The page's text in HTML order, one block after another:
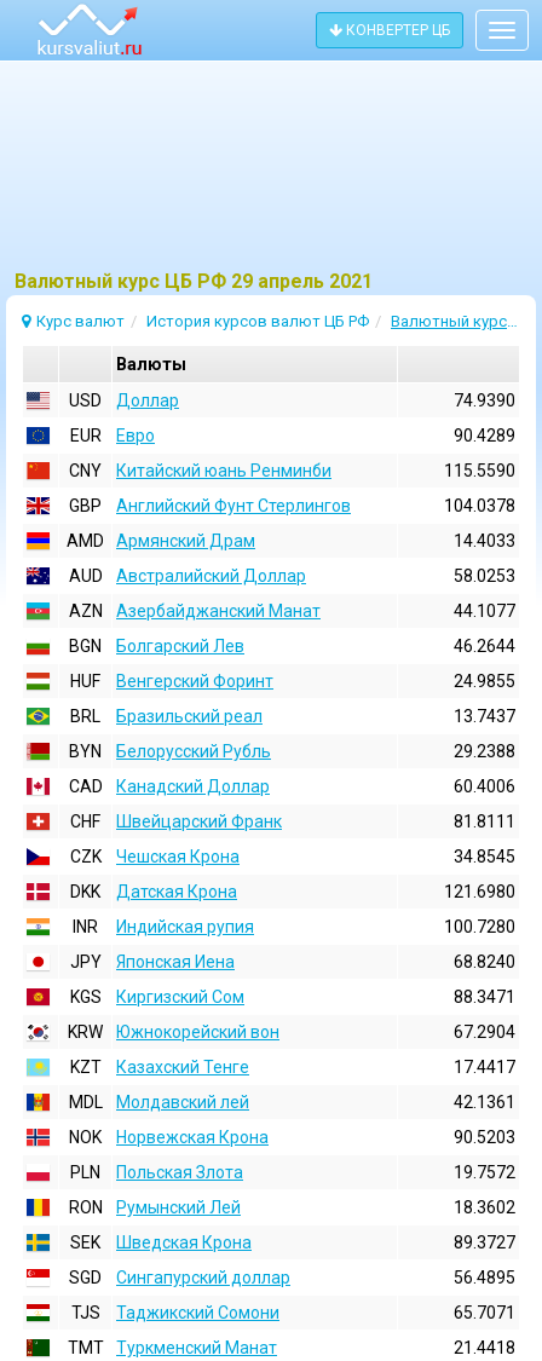
КОНВЕРТЕР ЦБ
Bалютный курс ЦБ РФ 29 апрель 2021
Курс валют История курсов валют ЦБ РФ Валютный курс 29 Апрель 2021
Валюты
USD
Доллар
74.9390
EUR
Евро
90.4289
CNY
Китайский юань Ренминби
115.5590
GBP
Английский Фунт Стерлингов
104.0378
AMD
Армянский Драм
14.4033
AUD
Австралийский Доллар
58.0253
AZN
Азербайджанский Манат
44.1077
BGN
Болгарский Лев
46.2644
HUF
Венгерский Форинт
24.9855
BRL
Бразильский реал
13.7437
BYN
Белорусский Рубль
29.2388
CAD
Канадский Доллар
60.4006
CHF
Швейцарский Франк
81.8111
CZK
Чешская Крона
34.8545
DKK
Датская Крона
121.6980
INR
Индийская pупия
100.7280
JPY
Японская Иена
68.8240
KGS
Киргизский Сом
88.3471
KRW
Южнокорейский вон
67.2904
KZT
Казахский Тенге
17.4417
MDL
Молдавский лей
42.1361
NOK
Норвежская Крона
90.5203
PLN
Польская Злота
19.7572
RON
Румынский Лей
18.3602
SEK
Шведская Крона
89.3727
SGD
Сингапурский доллар
56.4895
TJS
Таджикский Сомони
65.7071
TMT
Туркменский Манат
21.4418